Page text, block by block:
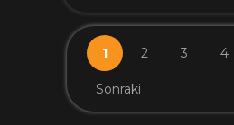
1 2 3 4
Sonraki